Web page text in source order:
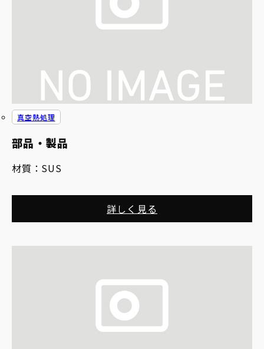
部品・製品
真空熱処理
材質： SUS
詳しく見る